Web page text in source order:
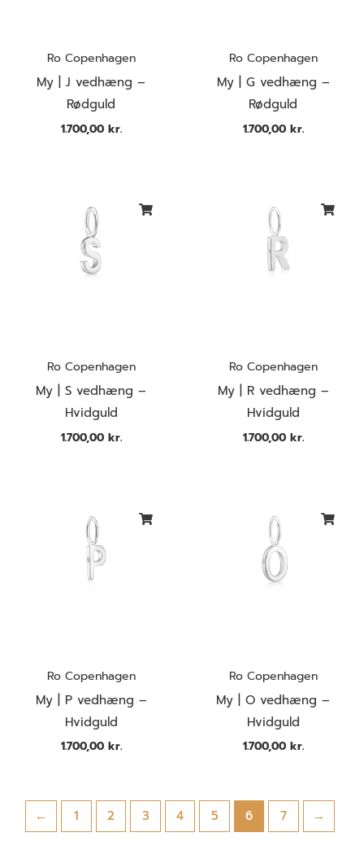
Ro Copenhagen
My | J vedhæng –
Rødguld
1.700,00 kr.
Ro Copenhagen
My | G vedhæng –
Rødguld
1.700,00 kr.
Ro Copenhagen
My | S vedhæng –
Hvidguld
1.700,00 kr.
Ro Copenhagen
My | R vedhæng –
Hvidguld
1.700,00 kr.
Ro Copenhagen
My | P vedhæng –
Hvidguld
1.700,00 kr.
Ro Copenhagen
My | O vedhæng –
Hvidguld
1.700,00 kr.
← 1 2 3 4 5 6 7 →